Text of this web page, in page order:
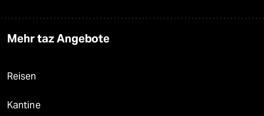
Mehr taz Angebote
Reisen
Kantine